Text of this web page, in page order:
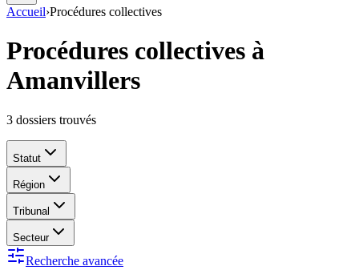
Accueil›Procédures collectives
Procédures collectives à
Amanvillers
3 dossiers trouvés
Statut
Région
Tribunal
Secteur
Recherche avancée